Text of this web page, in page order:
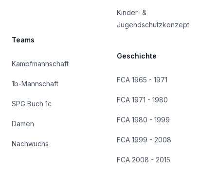
Teams
Kampfmannschaft
1b-Mannschaft
SPG Buch 1c
Damen
Nachwuchs
Kinder- &
Jugendschutzkonzept
Geschichte
FCA 1965 - 1971
FCA 1971 - 1980
FCA 1980 - 1999
FCA 1999 - 2008
FCA 2008 - 2015